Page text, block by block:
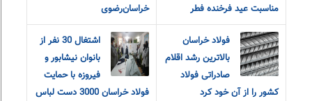
مناسبت عید فرخنده فطر
خراسان‌رضوی
فولاد خراسان
بالاترین رشد اقلام
صادراتی فولاد
کشور را از آن خود کرد
اشتغال 30 نفر از
بانوان نیشابور و
فیروزه با حمایت
فولاد خراسان 3000 دست لباس